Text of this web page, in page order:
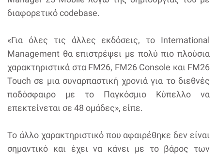
διαφορετικό codebase.
«Για όλες τις άλλες εκδόσεις, το International
Management θα επιστρέψει με πολύ πιο πλούσια
χαρακτηριστικά στα FM26, FM26 Console και FM26
Touch σε μια συναρπαστική χρονιά για το διεθνές
ποδόσφαιρο με το Παγκόσμιο Κύπελλο να
επεκτείνεται σε 48 ομάδες», είπε.
Το άλλο χαρακτηριστικό που αφαιρέθηκε δεν είναι
σημαντικό και έχει να κάνει με το βάρος των